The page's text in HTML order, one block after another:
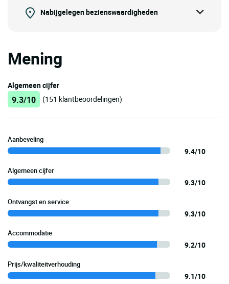
Nabijgelegen bezienswaardigheden
Mening
Algemeen cijfer
9.3/10 (151 klantbeoordelingen)
Aanbeveling
9.4/10
Algemeen cijfer
9.3/10
Ontvangst en service
9.3/10
Accommodatie
9.2/10
Prijs/kwaliteitverhouding
9.1/10